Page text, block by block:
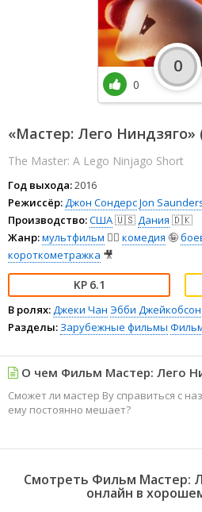
«Мастер: Лего Ниндзяго»
The Master: A Lego Ninjago Short
Год выхода:2016
Режиссёр:Джон СондерсJon
Производство:США🇺🇸Дания 🇩🇰
Жанр:мультфильм 🧚‍♀️ комедия 🤪
короткометражка 🎥
6.1
В ролях:Джеки Чан Эбби Джейкобсон
Разделы: Зарубежные фильмы
0
0
О чем Фильм Мастер: Лего
Сможет ли мастер Ву справиться с
ему постоянно мешает?
Смотреть Фильм Мастер:
онлайн в